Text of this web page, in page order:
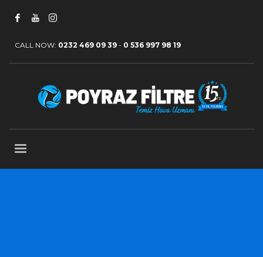
CALL NOW: 0232 469 09 39 - 0 536 997 98 19